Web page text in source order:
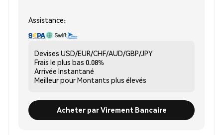
Assistance:
Devises USD/EUR/CHF/AUD/GBP/JPY
Frais le plus bas 0.08%
Arrivée Instantané
Meilleur pourMontants plus élevés
Acheter par Virement Bancaire